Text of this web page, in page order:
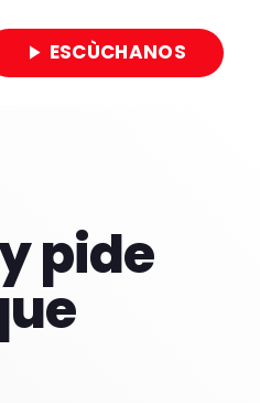
play_arrow ESCÙCHANOS
pide